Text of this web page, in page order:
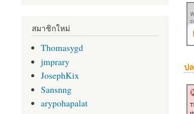
ป
สมาชิกใหม่
Thomasygd
jmprary
JosephKix
Sansnng
arypohapalat